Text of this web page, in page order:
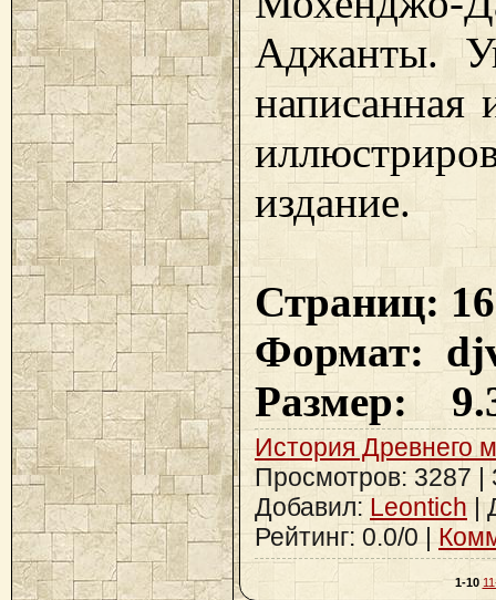
Аджанты.
написанная
издание.
Страниц:
Формат:
Размер:
История Древнего
Просмотров: 3287 |
Добавил: Leontich |
Рейтинг: 0.0/0 |
1-10